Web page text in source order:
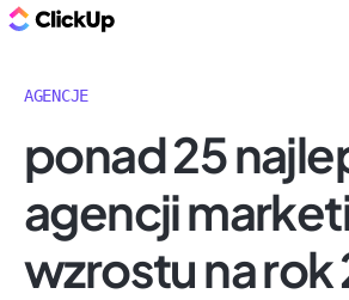
AGENCJE
ponad 25
agencji
wzrostu na rok